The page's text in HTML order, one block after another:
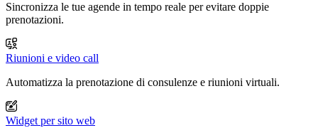
Sincronizza le tue agende in tempo reale per evitare doppie
prenotazioni.
Riunioni e video call
Automatizza la prenotazione di consulenze e riunioni virtuali.
Widget per sito web